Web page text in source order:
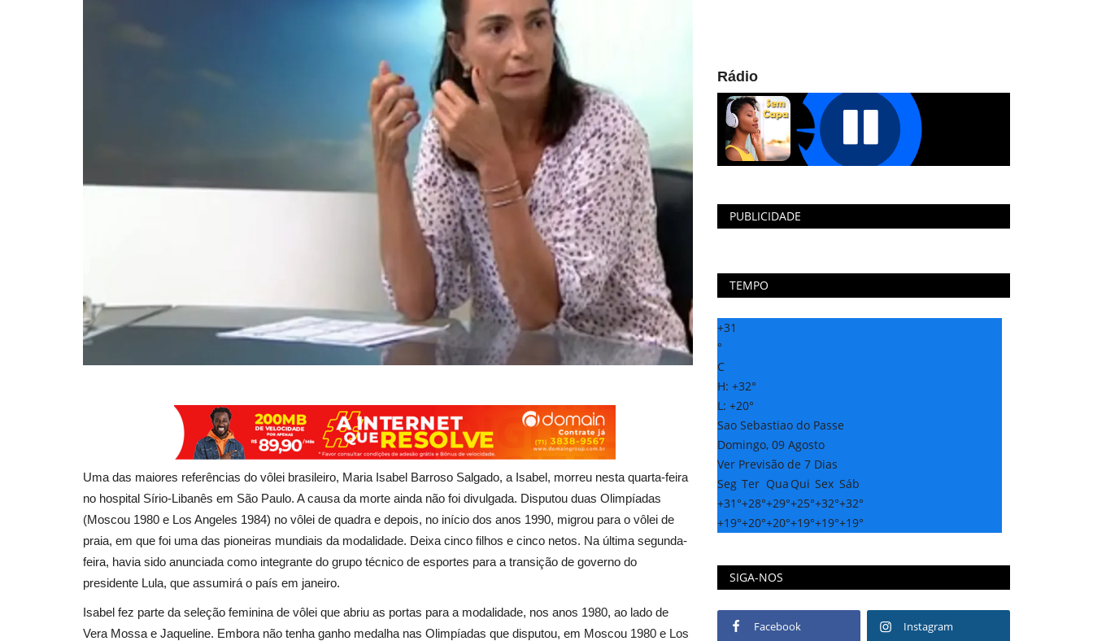
Uma das maiores referências do vôlei brasileiro, Maria Isabel Barroso Salgado, a Isabel, morreu nesta quarta-feira
no hospital Sírio-Libanês em São Paulo. A causa da morte ainda não foi divulgada. Disputou duas Olimpíadas
(Moscou 1980 e Los Angeles 1984) no vôlei de quadra e depois, no início dos anos 1990, migrou para o vôlei de
praia, em que foi uma das pioneiras mundiais da modalidade. Deixa cinco filhos e cinco netos. Na última segunda-
feira, havia sido anunciada como integrante do grupo técnico de esportes para a transição de governo do
presidente Lula, que assumirá o país em janeiro.
Isabel fez parte da seleção feminina de vôlei que abriu as portas para a modalidade, nos anos 1980, ao lado de
Vera Mossa e Jaqueline. Embora não tenha ganho medalha nas Olimpíadas que disputou, em Moscou 1980 e Los
Rádio
PUBLICIDADE
TEMPO
+31
°
C
H: +32°
L: +20°
Sao Sebastiao do Passe
Domingo, 09 Agosto
Ver Previsão de 7 Dias
Seg Ter Qua Qui Sex Sáb
+31°+28°+29°+25°+32°+32°
+19°+20°+20°+19°+19°+19°
SIGA-NOS
Facebook Instagram